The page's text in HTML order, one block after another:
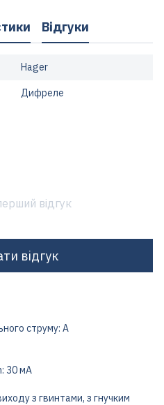
Відгуки
Hager
Дифреле
відгук
відгук
струму: A
30 мА
з гвинтами, з гнучким